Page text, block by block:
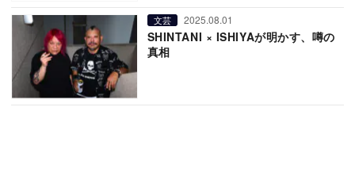
文芸 2025.08.01
SHINTANI × ISHIYAが明かす、噂の
真相